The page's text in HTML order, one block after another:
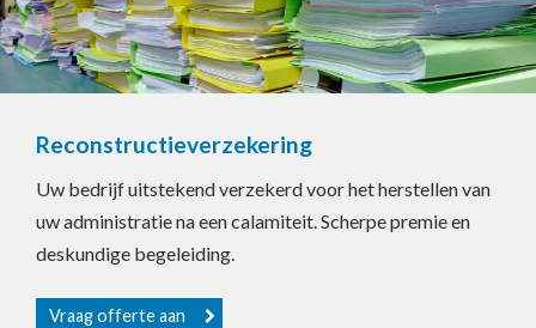
Reconstructieverzekering
Uw bedrijf uitstekend verzekerd voor het herstellen van
uw administratie na een calamiteit. Scherpe premie en
deskundige begeleiding.
Vraag offerte aan